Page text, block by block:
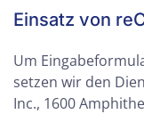
Einsatz von
Um
setzen wir den
Inc., 1600